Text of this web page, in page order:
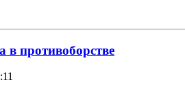
в противоборстве